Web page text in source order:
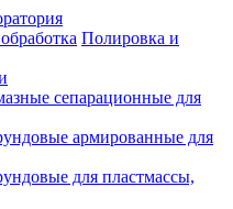
Полировка и
сепарационные для
армированные для
для пластмассы,